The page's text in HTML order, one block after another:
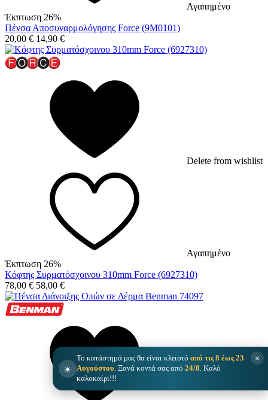
☀️
Το κατάστημά μας θα είναι κλειστό από τις 8 έως 23
Αυγούστου. Ξανά κοντά σας από 24/8. Καλό
καλοκαίρι!!!
×
Αγαπημένο
Έκπτωση 26%
Πένσα Αποσυναρμολόγησης Force (9M0101)
20,00 € 14,90 €
Delete from wishlist
Αγαπημένο
Έκπτωση 26%
Κόφτης Συρματόσχοινου 310mm Force (6927310)
78,00 € 58,00 €